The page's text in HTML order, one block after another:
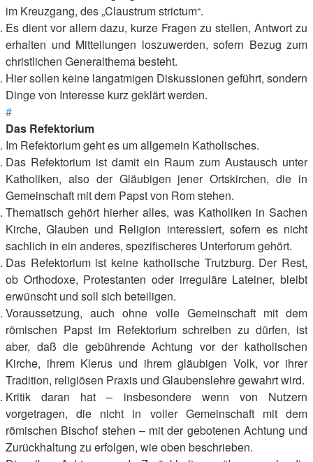
im Kreuzgang, des „Claustrum strictum“.
Es dient vor allem dazu, kurze Fragen zu stellen, Antwort zu
erhalten und Mitteilungen loszuwerden, sofern Bezug zum
christlichen Generalthema besteht.
Hier sollen keine langatmigen Diskussionen geführt, sondern
Dinge von Interesse kurz geklärt werden.
#
Das Refektorium
Im Refektorium geht es um allgemein Katholisches.
Das Refektorium ist damit ein Raum zum Austausch unter
Katholiken, also der Gläubigen jener Ortskirchen, die in
Gemeinschaft mit dem Papst von Rom stehen.
Thematisch gehört hierher alles, was Katholiken in Sachen
Kirche, Glauben und Religion interessiert, sofern es nicht
sachlich in ein anderes, spezifischeres Unterforum gehört.
Das Refektorium ist keine katholische Trutzburg. Der Rest,
ob Orthodoxe, Protestanten oder irreguläre Lateiner, bleibt
erwünscht und soll sich beteiligen.
Voraussetzung, auch ohne volle Gemeinschaft mit dem
römischen Papst im Refektorium schreiben zu dürfen, ist
aber, daß die gebührende Achtung vor der katholischen
Kirche, ihrem Klerus und ihrem gläubigen Volk, vor ihrer
Tradition, religiösen Praxis und Glaubenslehre gewahrt wird.
Kritik daran hat – insbesondere wenn von Nutzern
vorgetragen, die nicht in voller Gemeinschaft mit dem
römischen Bischof stehen – mit der gebotenen Achtung und
Zurückhaltung zu erfolgen, wie oben beschrieben.